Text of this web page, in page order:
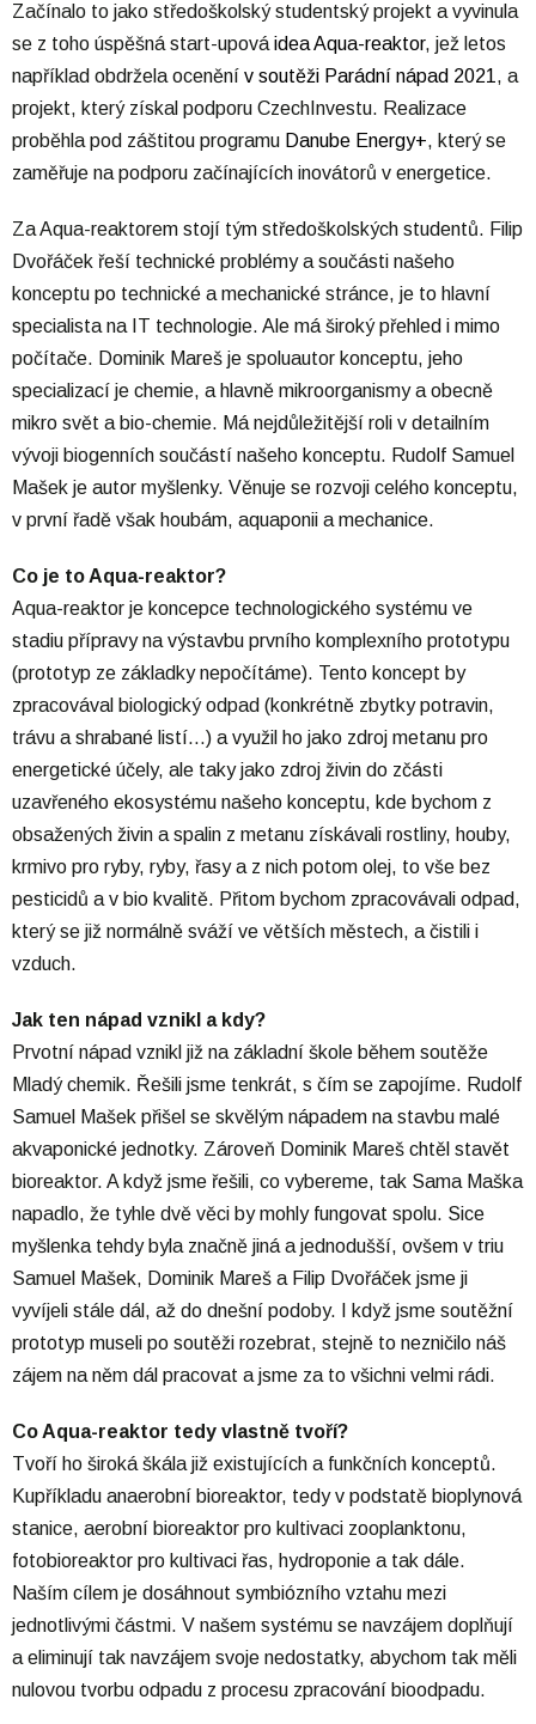
Začínalo to jako středoškolský studentský projekt a vyvinula
se z toho úspěšná start-upová ideaAqua-reaktor, jež letos
například obdržela ocenění v soutěži Parádní nápad 2021, a
projekt, který získal podporu CzechInvestu. Realizace
proběhla pod záštitou programu Danube Energy+, který se
zaměřuje na podporu začínajících inovátorů v energetice.
Za Aqua-reaktorem stojí tým středoškolských studentů. Filip
Dvořáček řeší technické problémy a součásti našeho
konceptu po technické a mechanické stránce, je to hlavní
specialista na IT technologie. Ale má široký přehled i mimo
počítače. Dominik Mareš je spoluautor konceptu, jeho
specializací je chemie, a hlavně mikroorganismy a obecně
mikro svět a bio-chemie. Má nejdůležitější roli v detailním
vývoji biogenních součástí našeho konceptu. Rudolf Samuel
Mašek je autor myšlenky. Věnuje se rozvoji celého konceptu,
v první řadě však houbám, aquaponii a mechanice.
Co je to Aqua-reaktor?
Aqua-reaktor je koncepce technologického systému ve
stadiu přípravy na výstavbu prvního komplexního prototypu
(prototyp ze základky nepočítáme). Tento koncept by
zpracovával biologický odpad (konkrétně zbytky potravin,
trávu a shrabané listí…) a využil ho jako zdroj metanu pro
energetické účely, ale taky jako zdroj živin do zčásti
uzavřeného ekosystému našeho konceptu, kde bychom z
obsažených živin a spalin z metanu získávali rostliny, houby,
krmivo pro ryby, ryby, řasy a z nich potom olej, to vše bez
pesticidů a v bio kvalitě. Přitom bychom zpracovávali odpad,
který se již normálně sváží ve větších městech, a čistili i
vzduch.
Jak ten nápad vznikl a kdy?
Prvotní nápad vznikl již na základní škole během soutěže
Mladý chemik. Řešili jsme tenkrát, s čím se zapojíme. Rudolf
Samuel Mašek přišel se skvělým nápadem na stavbu malé
akvaponické jednotky. Zároveň Dominik Mareš chtěl stavět
bioreaktor. A když jsme řešili, co vybereme, tak Sama Maška
napadlo, že tyhle dvě věci by mohly fungovat spolu. Sice
myšlenka tehdy byla značně jiná a jednodušší, ovšem v triu
Samuel Mašek, Dominik Mareš a Filip Dvořáček jsme ji
vyvíjeli stále dál, až do dnešní podoby. I když jsme soutěžní
prototyp museli po soutěži rozebrat, stejně to nezničilo náš
zájem na něm dál pracovat a jsme za to všichni velmi rádi.
Co Aqua-reaktor tedy vlastně tvoří?
Tvoří ho široká škála již existujících a funkčních konceptů.
Kupříkladu anaerobní bioreaktor, tedy v podstatě bioplynová
stanice, aerobní bioreaktor pro kultivaci zooplanktonu,
fotobioreaktor pro kultivaci řas, hydroponie a tak dále.
Naším cílem je dosáhnout symbiózního vztahu mezi
jednotlivými částmi. V našem systému se navzájem doplňují
a eliminují tak navzájem svoje nedostatky, abychom tak měli
nulovou tvorbu odpadu z procesu zpracování bioodpadu.